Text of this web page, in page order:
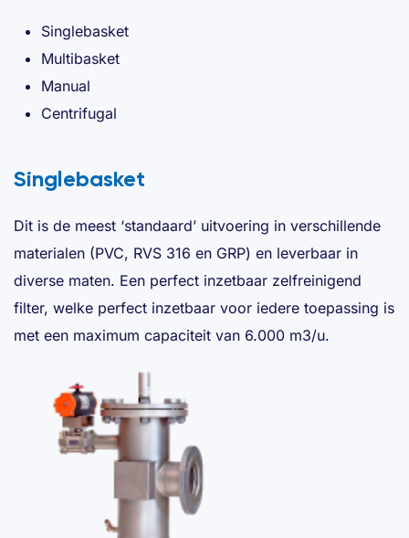
Singlebasket
Multibasket
Manual
Centrifugal
Singlebasket
Dit is de meest ‘standaard’ uitvoering in verschillende
materialen (PVC, RVS 316 en GRP) en leverbaar in
diverse maten. Een perfect inzetbaar zelfreinigend
filter, welke perfect inzetbaar voor iedere toepassing is
met een maximum capaciteit van 6.000 m3/u.